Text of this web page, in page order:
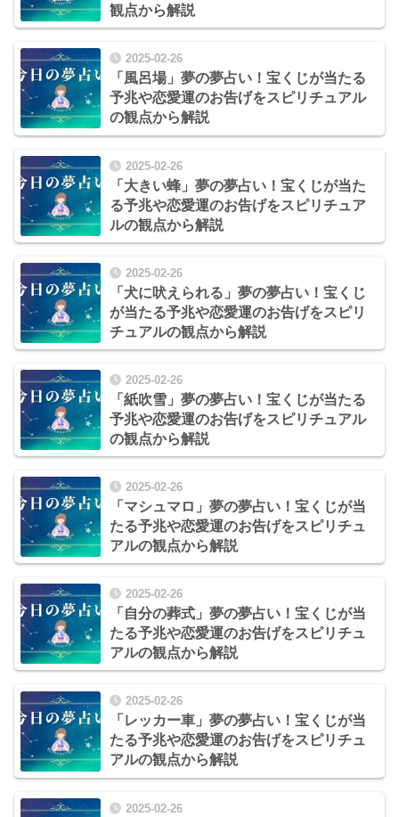
観点から解説
2025-02-26
「風呂場」夢の夢占い！宝くじが当たる
予兆や恋愛運のお告げをスピリチュアル
の観点から解説
2025-02-26
「大きい蜂」夢の夢占い！宝くじが当た
る予兆や恋愛運のお告げをスピリチュア
ルの観点から解説
2025-02-26
「犬に吠えられる」夢の夢占い！宝くじ
が当たる予兆や恋愛運のお告げをスピリ
チュアルの観点から解説
2025-02-26
「紙吹雪」夢の夢占い！宝くじが当たる
予兆や恋愛運のお告げをスピリチュアル
の観点から解説
2025-02-26
「マシュマロ」夢の夢占い！宝くじが当
たる予兆や恋愛運のお告げをスピリチュ
アルの観点から解説
2025-02-26
「自分の葬式」夢の夢占い！宝くじが当
たる予兆や恋愛運のお告げをスピリチュ
アルの観点から解説
2025-02-26
「レッカー車」夢の夢占い！宝くじが当
たる予兆や恋愛運のお告げをスピリチュ
アルの観点から解説
2025-02-26